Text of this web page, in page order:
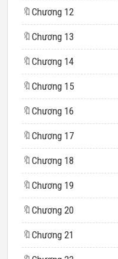
🔖 Chương 12
🔖 Chương 13
🔖 Chương 14
🔖 Chương 15
🔖 Chương 16
🔖 Chương 17
🔖 Chương 18
🔖 Chương 19
🔖 Chương 20
🔖 Chương 21